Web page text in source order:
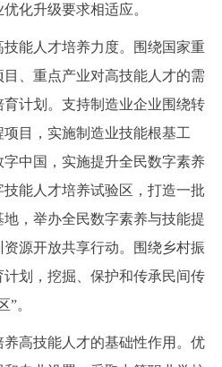
化升级要求相适应。
能人才培养力度。围绕国家重
、重点产业对高技能人才的需
计划。支持制造业企业围绕转
目，实施制造业技能根基工
中国，实施提升全民数字素养
能人才培养试验区，打造一批
，举办全民数字素养与技能提
源开放共享行动。围绕乡村振
划，挖掘、保护和传承民间传
”。
高技能人才的基础性作用。优